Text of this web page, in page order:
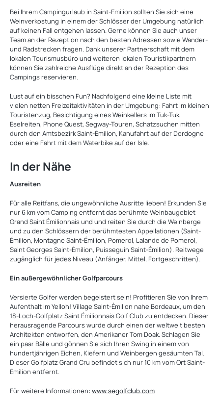
Bei Ihrem Campingurlaub in Saint-Emilion sollten Sie sich eine
Weinverkostung in einem der Schlösser der Umgebung natürlich
auf keinen Fall entgehen lassen. Gerne können Sie auch unser
Team an der Rezeption nach den besten Adressen sowie Wander-
und Radstrecken fragen. Dank unserer Partnerschaft mit dem
lokalen Tourismusbüro und weiteren lokalen Touristikpartnern
können Sie zahlreiche Ausflüge direkt an der Rezeption des
Campings reservieren.
Lust auf ein bisschen Fun? Nachfolgend eine kleine Liste mit
vielen netten Freizeitaktivitäten in der Umgebung: Fahrt im kleinen
Touristenzug, Besichtigung eines Weinkellers im Tuk-Tuk,
Eselreiten, Phone Quest, Segway-Touren, Schatzsuchen mitten
durch den Amtsbezirk Saint-Émilion, Kanufahrt auf der Dordogne
oder eine Fahrt mit dem Waterbike auf der Isle.
In der Nähe
Ausreiten
Für alle Reitfans, die ungewöhnliche Ausritte lieben! Erkunden Sie
nur 6 km vom Camping entfernt das berühmte Weinbaugebiet
Grand Saint Émilionnais und und reiten Sie durch die Weinberge
und zu den Schlössern der berühmtesten Appellationen (Saint-
Émilion, Montagne Saint-Émilion, Pomerol, Lalande de Pomerol,
Saint Georges Saint-Émilion, Puisseguin Saint-Émilion). Reitwege
zugänglich für jedes Niveau (Anfänger, Mittel, Fortgeschritten).
Ein außergewöhnlicher Golfparcours
Versierte Golfer werden begeistert sein! Profitieren Sie von Ihrem
Aufenthalt im Yelloh! Village Saint-Émilion nahe Bordeaux, um den
18-Loch-Golfplatz Saint Émilionnais Golf Club zu entdecken. Dieser
herausragende Parcours wurde durch einen der weltweit besten
Architekten entworfen, den Amerikaner Tom Doak. Schlagen Sie
ein paar Bälle und gönnen Sie sich Ihren Swing in einem von
hundertjährigen Eichen, Kiefern und Weinbergen gesäumten Tal.
Dieser Golfplatz Grand Cru befindet sich nur 10 km vom Ort Saint-
Émilion entfernt.
Für weitere Informationen: www.segolfclub.com